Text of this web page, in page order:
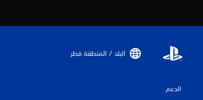
البلد / المنطقة قطر‏
الدعم